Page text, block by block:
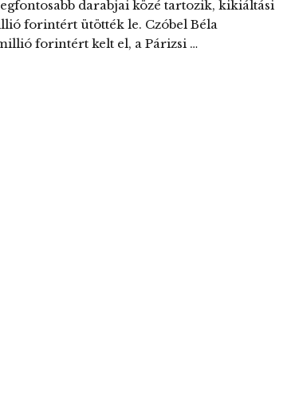
darabjai közé tartozik, kikiáltási
forintért ütötték le. Czóbel Béla
forintért kelt el, a Párizsi …